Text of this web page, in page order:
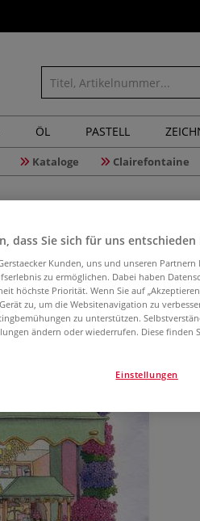
ÖL PASTELL
Kataloge Clairefontaine
dass Sie sich für uns entschieden
Kunden, uns und unseren
zu ermöglichen. Dabei haben
höchste Priorität. Wenn Sie auf
zu, um die Websitenavigation zu
zu unterstützen.
ändern oder wiederrufen. Diese finden
Einstellungen